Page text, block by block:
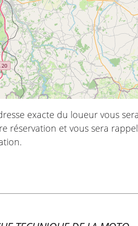
exacte du loueur vous
réservation et vous sera